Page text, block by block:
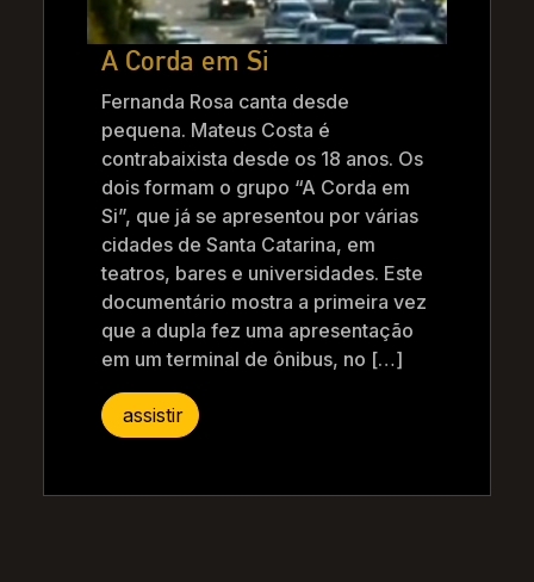
A Corda em Si
Fernanda Rosa canta desde
pequena. Mateus Costa é
contrabaixista desde os 18 anos. Os
dois formam o grupo “A Corda em
Si”, que já se apresentou por várias
cidades de Santa Catarina, em
teatros, bares e universidades. Este
documentário mostra a primeira vez
que a dupla fez uma apresentação
em um terminal de ônibus, no […]
assistir